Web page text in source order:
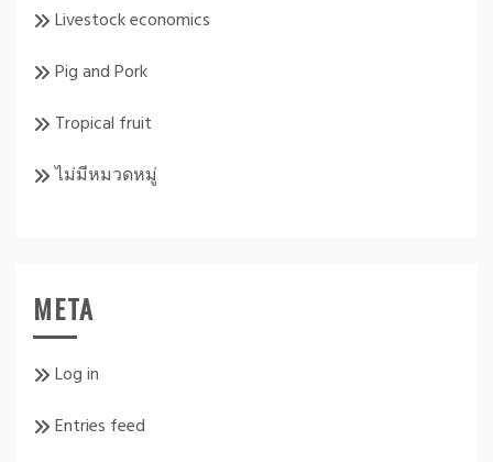
Livestock economics
Pig and Pork
Tropical fruit
ไม่มีหมวดหมู่
META
Log in
Entries feed